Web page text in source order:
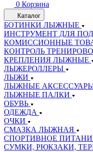
0 Корзина
Каталог
БОТИНКИ ЛЫЖНЫЕ
ИНСТРУМЕНТ ДЛЯ
КОМИССИОННЫЕ
КОНТРОЛЬ
КРЕПЛЕНИЯ ЛЫЖНЫЕ
ЛЫЖЕРОЛЛЕРЫ
ЛЫЖИ
ЛЫЖНЫЕ
ЛЫЖНЫЕ ПАЛКИ
ОБУВЬ
ОДЕЖДА
ОЧКИ
СМАЗКА ЛЫЖНАЯ
СПОРТИВНОЕ
СУМКИ, РЮКЗАКИ,